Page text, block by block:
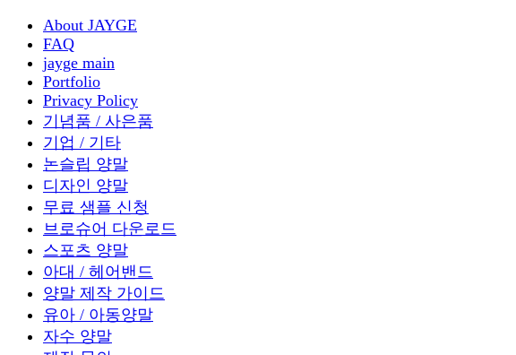
About JAYGE
FAQ
jayge main
Portfolio
Privacy Policy
기념품 / 사은품
기업 / 기타
논슬립 양말
디자인 양말
무료 샘플 신청
브로슈어 다운로드
스포츠 양말
아대 / 헤어밴드
양말 제작 가이드
유아 / 아동양말
자수 양말